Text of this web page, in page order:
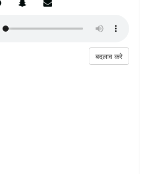
बदलाव करे